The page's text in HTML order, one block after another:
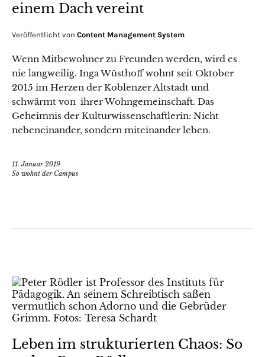
einem Dach vereint
Veröffentlicht von Content Management System
Wenn Mitbewohner zu Freunden werden, wird es
nie langweilig. Inga Wüsthoff wohnt seit Oktober
2015 im Herzen der Koblenzer Altstadt und
schwärmt von ihrer Wohngemeinschaft. Das
Geheimnis der Kulturwissenschaftlerin: Nicht
nebeneinander, sondern miteinander leben.
11. Januar 2019
So wohnt der Campus
Leben im strukturierten Chaos: So